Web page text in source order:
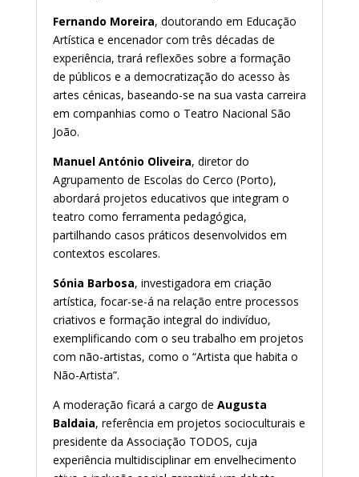
Fernando Moreira, doutorando em Educação
Artística e encenador com três décadas de
experiência, trará reflexões sobre a formação
de públicos e a democratização do acesso às
artes cénicas, baseando-se na sua vasta carreira
em companhias como o Teatro Nacional São
João.
Manuel António Oliveira, diretor do
Agrupamento de Escolas do Cerco (Porto),
abordará projetos educativos que integram o
teatro como ferramenta pedagógica,
partilhando casos práticos desenvolvidos em
contextos escolares.
Sónia Barbosa, investigadora em criação
artística, focar-se-á na relação entre processos
criativos e formação integral do indivíduo,
exemplificando com o seu trabalho em projetos
com não-artistas, como o “Artista que habita o
Não-Artista”.
A moderação ficará a cargo de Augusta
Baldaia, referência em projetos socioculturais e
presidente da Associação TODOS, cuja
experiência multidisciplinar em envelhecimento